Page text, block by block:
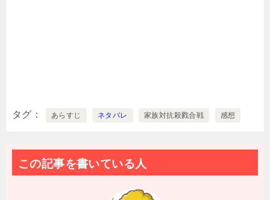
タグ あらすじ ネタバレ 家族対抗殺戮合戦 感想
この記事を書いている人